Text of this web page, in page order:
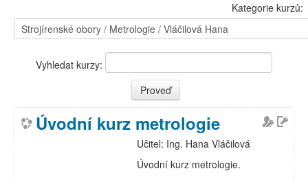
Kategorie kurzů:
Vyhledat kurzy:
Úvodní kurz metrologie
Učitel: Ing. Hana Vláčilová
Úvodní kurz metrologie.